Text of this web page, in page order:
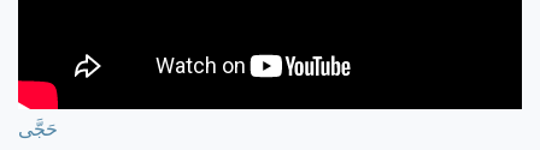
حَجَّی